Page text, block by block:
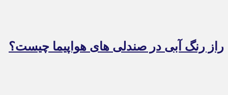
راز رنگ آبی در صندلی های هواپیما چیست؟